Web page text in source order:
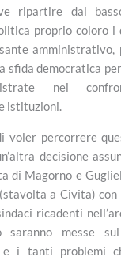
ripartire dal
proprio coloro i
amministrativo,
sfida democratica
nei
istituzioni.
voler percorrere
decisione
di Magorno e
a Civita)
ricadenti
saranno messe
i tanti problemi